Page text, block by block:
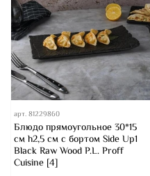
арт.81229860
Блюдо прямоугольное 30*15
см h2,5 см с бортом Side Up1
Black Raw Wood P.L. Proff
Cuisine [4]